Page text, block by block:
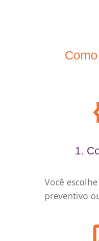
1.
Você
preventivo